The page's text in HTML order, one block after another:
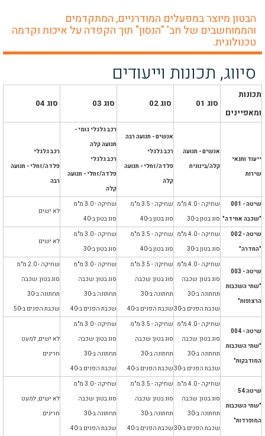
הבטון מיוצר במפעלים המודרניים, המתקדמים
והממוחשבים של חב' "הנסון" תוך הקפדה על איכות וקדמה
טכנולוגית.
סיווג, תכונות וייעודים
תכונות
ומאפיינים
סוג 01 סוג 02 סוג 03 סוג 04
ייעוד ותנאי
שירות
אנשים - תנועה
קלה/בינונית
אנשים - תנועה רבה
רכב גלגלי
פלדה/זחלי - תנועה
קלה
רכב גלגלי גומי -
תנועה קלה
רכב גלגלי
פלדה/זחלי - תנועה
קלה
רכב גלגלי
פלדה/זחלי - תנועה
רבה
שיטה - 001
"שכבה אחידה"
שחיקה - 4.0 מ"מ
סוג בטון ב-30
שחיקה - 3.5 מ"מ
סוג בטון ב-40
שחיקה - 3.0 מ"מ
סוג בטון ב-40
לא ישים
שיטה - 002
"החדרה"
שחיקה - 4.0 מ"מ
סוג בטון ב-30
שחיקה - 3.5 מ"מ
סוג בטון ב-40
שחיקה - 3.0 מ"מ
סוג בטון ב-30
לא ישים
שיטה - 003
"שתי השכבות
הרצופות"
שחיקה - 4.0 מ"מ
סוג בטון: שכבה
תחתונה ב-30
שכבת הפנים ב-30
שחיקה - 3.5 מ"מ
סוג בטון: שכבה
תחתונה ב-30
שכבת הפנים ב-40
שחיקה - 3.0 מ"מ
סוג בטון: שכבה
תחתונה ב-30
שכבת הפנים ב-40
שחיקה - 2.0 מ"מ
סוג בטון: שכבה
תחתונה ב-30
שכבת הפנים ב-50
שיטה - 004
"שתי השכבות
המודבקות"
שחיקה - 4.0 מ"מ
סוג בטון: שכבה
תחתונה ב-30
שכבת הפנים ב-30
שחיקה - 3.5 מ"מ
סוג בטון: שכבה
תחתונה ב-30
שכבת הפנים ב-40
שחיקה - 3.0 מ"מ
סוג בטון: שכבה
תחתונה ב-30
שכבת הפנים ב-40
לא ישים, למעט
חריגים
שיטה 54
"שתי השכבות
המופרדות"
שחיקה - 4.0 מ"מ
סוג בטון: שכבה
תחתונה ב-30
שכבת הפנים ב-30
שחיקה - 3.5 מ"מ
סוג בטון: שכבה
תחתונה ב-30
שכבת הפנים ב-40
שחיקה - 3.0 מ"מ
סוג בטון: שכבה
תחתונה ב-30
שכבת הפנים ב-40
לא ישים, למעט
חריגים